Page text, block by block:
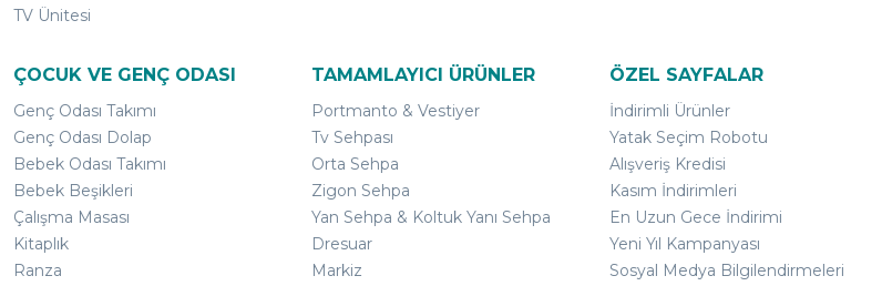
TV Ünitesi
ÇOCUK VE GENÇ ODASI
Genç Odası Takımı
Genç Odası Dolap
Bebek Odası Takımı
Bebek Beşikleri
Çalışma Masası
Kitaplık
Ranza
TAMAMLAYICI ÜRÜNLER
Portmanto & Vestiyer
Tv Sehpası
Orta Sehpa
Zigon Sehpa
Yan Sehpa & Koltuk Yanı Sehpa
Dresuar
Markiz
ÖZEL SAYFALAR
İndirimli Ürünler
Yatak Seçim Robotu
Alışveriş Kredisi
Kasım İndirimleri
En Uzun Gece İndirimi
Yeni Yıl Kampanyası
Sosyal Medya Bilgilendirmeleri